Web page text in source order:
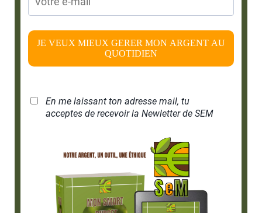
JE VEUX MIEUX GERER MON ARGENT AU
QUOTIDIEN
En me laissant ton adresse mail, tu
acceptes de recevoir la Newletter de SEM